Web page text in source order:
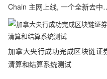
Chain 主网上线, 一个全新去中
金融的时代开启！
加拿大央行成功完成区块链证
清算和结算系统测试